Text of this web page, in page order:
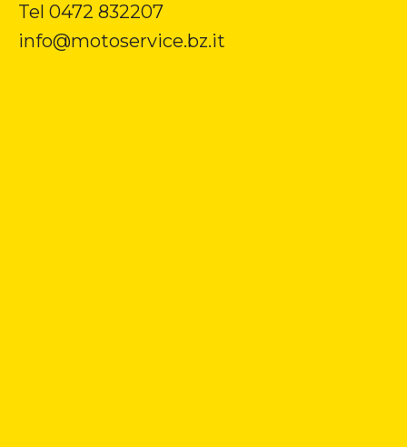
Tel 0472 832207
info@motoservice.bz.it